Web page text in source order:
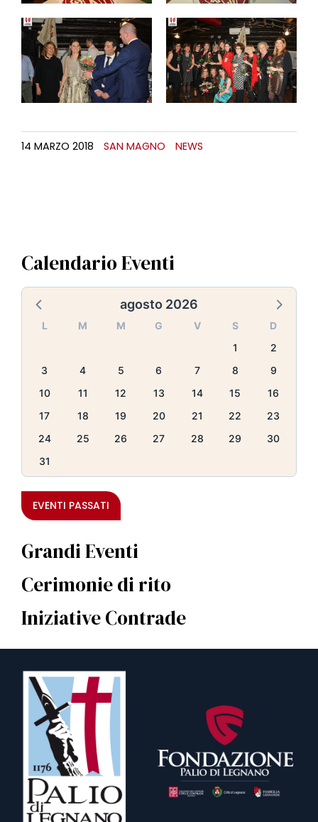
14 MARZO 2018 SAN MAGNO NEWS
Calendario Eventi
agosto 2026
L M M G V S
D
1
2
3
4 5 6 7 8
9
10
11 12 13 14 15
16
17
18 19 20 21 22
23
24
25 26 27 28 29
30
31
EVENTI PASSATI
Grandi Eventi
Cerimonie di rito
Iniziative Contrade